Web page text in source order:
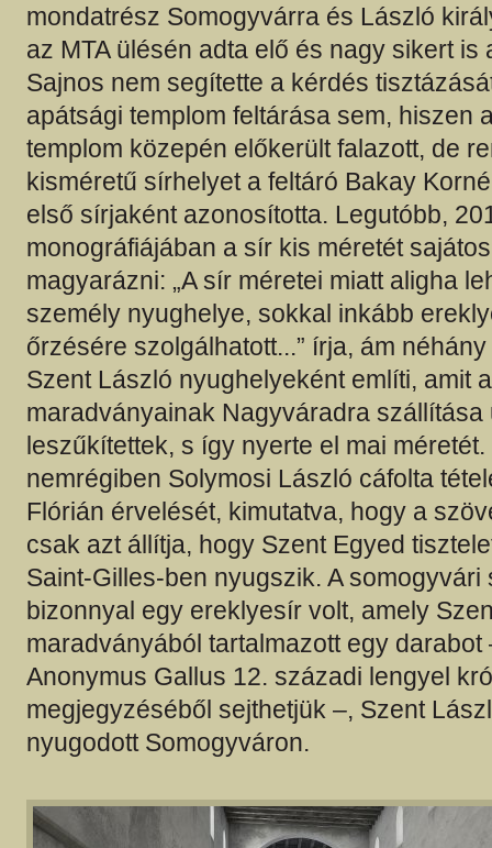
mondatrész Somogyvárra és László
az MTA ülésén adta elő és nagy sikert is
Sajnos nem segítette a kérdés
apátsági templom feltárása sem, hiszen
templom közepén előkerült falazott, de
kisméretű sírhelyet a feltáró Bakay
első sírjaként azonosította. Legutóbb,
monográfiájában a sír kis méretét
magyarázni: „A sír méretei miatt aligha
személy nyughelye, sokkal inkább
őrzésére szolgálhatott...” írja, ám
Szent László nyughelyeként említi, amit
maradványainak Nagyváradra szállítása
leszűkítettek, s így nyerte el mai
nemrégiben Solymosi László cáfolta
Flórián érvelését, kimutatva, hogy a
csak azt állítja, hogy Szent Egyed
Saint-Gilles-ben nyugszik. A somogyvári
bizonnyal egy ereklyesír volt, amely
maradványából tartalmazott egy darabot
Anonymus Gallus 12. századi lengyel
megjegyzéséből sejthetjük –, Szent
nyugodott Somogyváron.